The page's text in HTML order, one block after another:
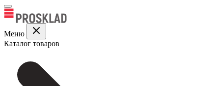
Меню
Каталог товаров